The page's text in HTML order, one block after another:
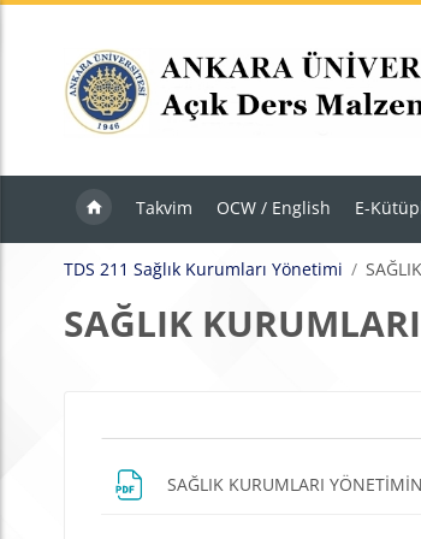
Takvim OCW / English E-
TDS 211 Sağlık Kurumları Yönetimi
SAĞLIK
Bloklar
Bölüm anahatları
SAĞLIK KURUMLARI